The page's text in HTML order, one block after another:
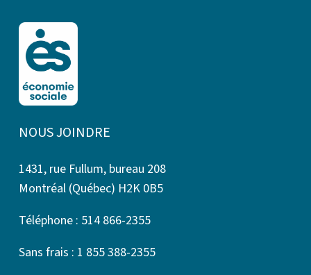
NOUS JOINDRE
1431, rue Fullum, bureau 208
Montréal (Québec) H2K 0B5
Téléphone : 514 866-2355
Sans frais : 1 855 388-2355